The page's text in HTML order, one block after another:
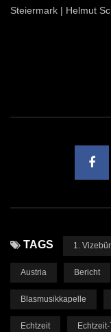
Steiermark | Helmut
TAGS 1.
Austria Bericht
Blasmusikkapelle
Echtzeit